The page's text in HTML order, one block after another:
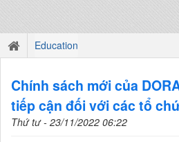
Education
Chính sách mới của
tiếp cận đối với các tổ
Thứ tư - 23/11/2022 06:22